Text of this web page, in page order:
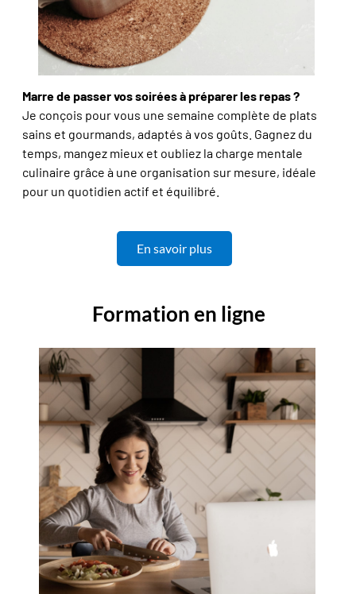
Marre de passer vos soirées à préparer les repas ?
Je conçois pour vous une semaine complète de plats
sains et gourmands, adaptés à vos goûts. Gagnez du
temps, mangez mieux et oubliez la charge mentale
culinaire grâce à une organisation sur mesure, idéale
pour un quotidien actif et équilibré.
En savoir plus
Formation en ligne